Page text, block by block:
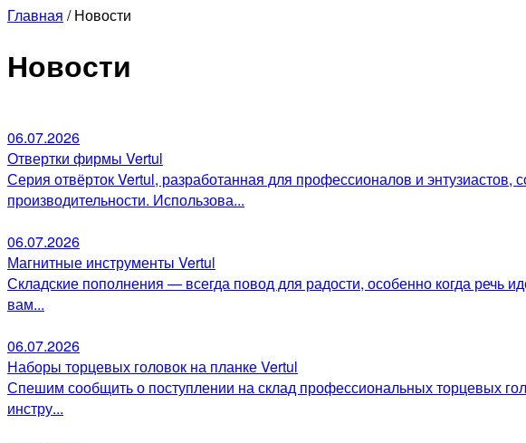
Главная /Новости
Новости
06.07.2026
Отвертки фирмы Vertul
Серия отвёрток Vertul, разработанная для профессионалов и
производительности. Использова...
06.07.2026
Магнитные инструменты Vertul
Складские пополнения — всегда повод для радости, особенно когда речь
вам...
06.07.2026
Наборы торцевых головок на планке Vertul
Спешим сообщить о поступлении на склад профессиональных торцевых
инстру...